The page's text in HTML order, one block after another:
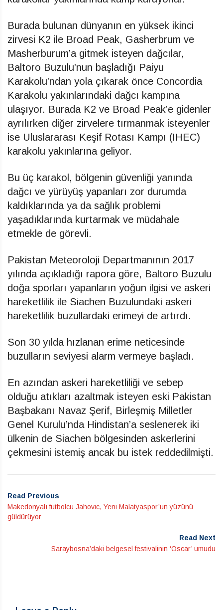
Burada bulunan dünyanın en yüksek ikinci
zirvesi K2 ile Broad Peak, Gasherbrum ve
Masherburum’a gitmek isteyen dağcılar,
Baltoro Buzulu’nun başladığı Paiyu
Karakolu’ndan yola çıkarak önce Concordia
Karakolu yakınlarındaki dağcı kampına
ulaşıyor. Burada K2 ve Broad Peak’e gidenler
ayrılırken diğer zirvelere tırmanmak isteyenler
ise Uluslararası Keşif Rotası Kampı (IHEC)
karakolu yakınlarına geliyor.
Bu üç karakol, bölgenin güvenliği yanında
dağcı ve yürüyüş yapanları zor durumda
kaldıklarında ya da sağlık problemi
yaşadıklarında kurtarmak ve müdahale
etmekle de görevli.
Pakistan Meteoroloji Departmanının 2017
yılında açıkladığı rapora göre, Baltoro Buzulu
doğa sporları yapanların yoğun ilgisi ve askeri
hareketlilik ile Siachen Buzulundaki askeri
hareketlilik buzullardaki erimeyi de artırdı.
Son 30 yılda hızlanan erime neticesinde
buzulların seviyesi alarm vermeye başladı.
En azından askeri hareketliliği ve sebep
olduğu atıkları azaltmak isteyen eski Pakistan
Başbakanı Navaz Şerif, Birleşmiş Milletler
Genel Kurulu’nda Hindistan’a seslenerek iki
ülkenin de Siachen bölgesinden askerlerini
çekmesini istemiş ancak bu istek reddedilmişti.
Read Previous
Makedonyalı futbolcu Jahovic, Yeni Malatyaspor’un yüzünü
güldürüyor
Read Next
Saraybosna’daki belgesel festivalinin ‘Oscar’ umudu